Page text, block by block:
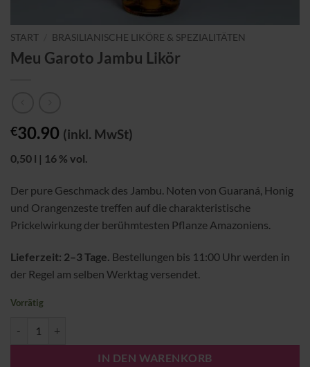
START BRASILIANISCHE LIKÖRE & SPEZIALITÄTEN
Meu Garoto Jambu Likör
€30.90 (inkl. MwSt)
0,50 l | 16 % vol.
Der pure Geschmack des Jambu. Noten von Guaraná, Honig
und Orangenzeste treffen auf die charakteristische
Prickelwirkung der berühmtesten Pflanze Amazoniens.
Lieferzeit: 2–3 Tage. Bestellungen bis 11:00 Uhr werden in
der Regel am selben Werktag versendet.
Vorrätig
IN DEN WARENKORB